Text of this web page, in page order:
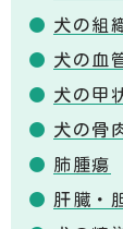
犬の組
犬の血
犬の甲
犬の骨
肺腫瘍
肝臓・